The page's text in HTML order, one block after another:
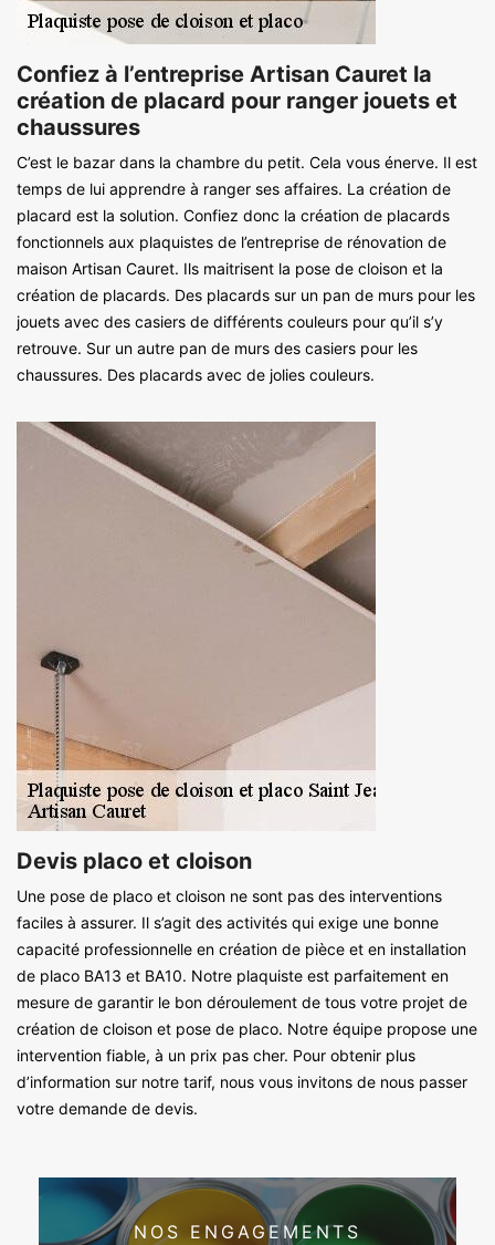
Confiez à l’entreprise Artisan Cauret la
création de placard pour ranger jouets et
chaussures
C’est le bazar dans la chambre du petit. Cela vous énerve. Il est
temps de lui apprendre à ranger ses affaires. La création de
placard est la solution. Confiez donc la création de placards
fonctionnels aux plaquistes de l’entreprise de rénovation de
maison Artisan Cauret. Ils maitrisent la pose de cloison et la
création de placards. Des placards sur un pan de murs pour les
jouets avec des casiers de différents couleurs pour qu’il s’y
retrouve. Sur un autre pan de murs des casiers pour les
chaussures. Des placards avec de jolies couleurs.
Devis placo et cloison
Une pose de placo et cloison ne sont pas des interventions
faciles à assurer. Il s’agit des activités qui exige une bonne
capacité professionnelle en création de pièce et en installation
de placo BA13 et BA10. Notre plaquiste est parfaitement en
mesure de garantir le bon déroulement de tous votre projet de
création de cloison et pose de placo. Notre équipe propose une
intervention fiable, à un prix pas cher. Pour obtenir plus
d’information sur notre tarif, nous vous invitons de nous passer
votre demande de devis.
NOS ENGAGEMENTS